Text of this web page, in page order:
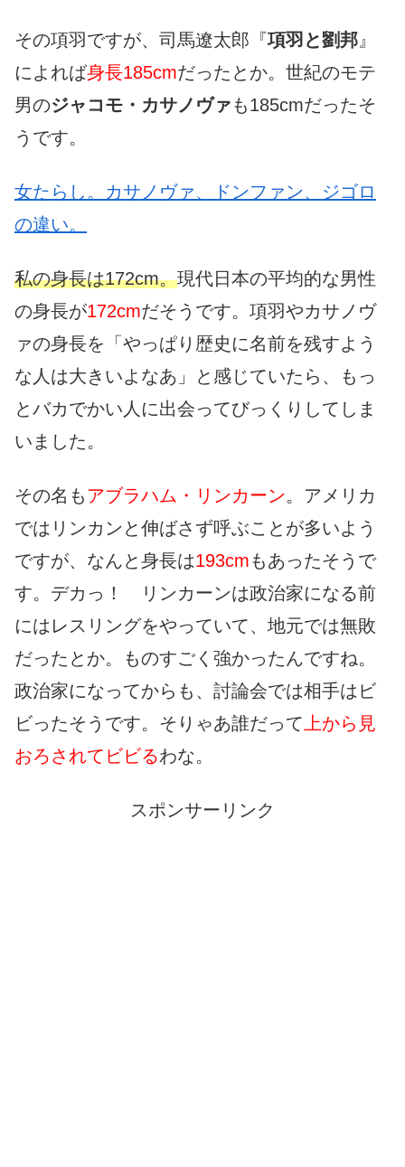
その項羽ですが、司馬遼太郎『項羽と劉邦 』
によれば身長185cmだったとか。世紀のモテ
男のジャコモ・カサノヴァも185cmだったそ
うです。
女たらし。カサノヴァ、ドンファン、ジゴロ
の違い。
私の身長は172cm。現代日本の平均的な男性
の身長が172cmだそうです。項羽やカサノヴ
ァの身長を「やっぱり歴史に名前を残すよう
な人は大きいよなあ」と感じていたら、もっ
とバカでかい人に出会ってびっくりしてしま
いました。
その名も アブラハム・リンカーン。アメリカ
ではリンカンと伸ばさず呼ぶことが多いよう
ですが、なんと身長は193cmもあったそうで
す。デカっ！ リンカーンは政治家になる前
にはレスリングをやっていて、地元では無敗
だったとか。ものすごく強かったんですね。
政治家になってからも、討論会では相手はビ
ビったそうです。そりゃあ誰だって 上から見
おろされてビビるわな。
スポンサーリンク